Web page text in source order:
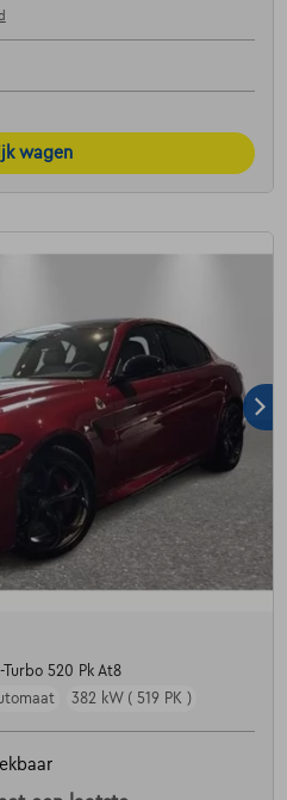
wagen
520 Pk At8
382 kW ( 519 PK )